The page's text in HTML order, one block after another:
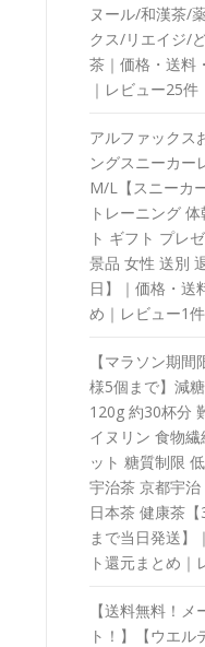
ヌール/和漢茶/
クス/リエイジ/
茶｜価格・送料
｜レビュー25件
アルファックス
ングスニーカー
M/L【スニーカ
トレーニング
ト ギフト プレ
景品 女性 送別
日】｜価格・送
め｜レビュー1件
【マラソン期
様5個まで】減
120g 約30杯分
イヌリン 食物
ット 糖質制限
宇治茶 京都宇
日本茶 健康茶
まで当日発送】
ト還元まとめ｜
【送料無料！
ト！】【ウエ